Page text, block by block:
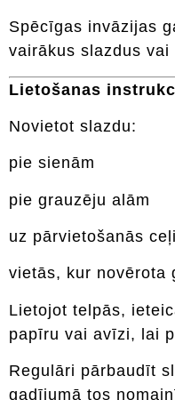
Spēcīgas invāzijas
vairākus slazdus
Lietošanas
Novietot slazdu:
pie sienām
pie grauzēju alām
uz pārvietošanās
vietās, kur novērota
Lietojot telpās,
papīru vai avīzi, lai
Regulāri pārbaudīt
gadījumā tos